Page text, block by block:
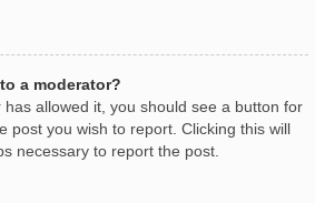
a moderator?
allowed it, you should see a button for
post you wish to report. Clicking this will
necessary to report the post.